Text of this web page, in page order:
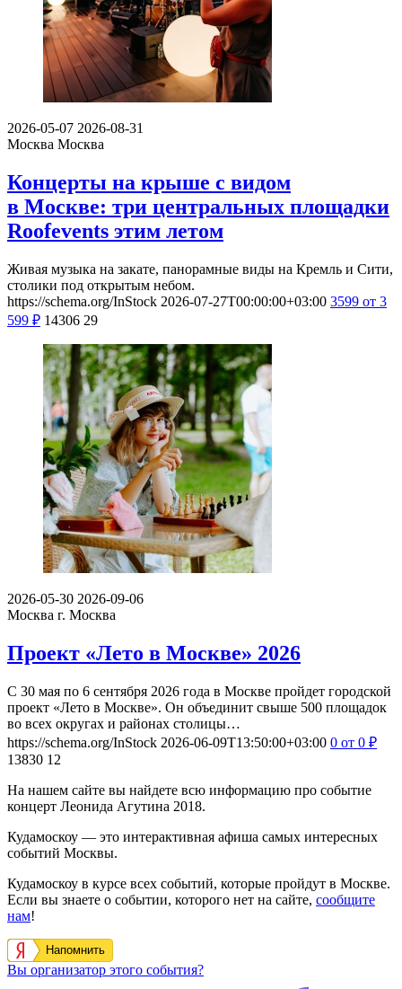
2026-05-07 2026-08-31
Москва Москва
Концерты на крыше с видом
в Москве: три центральных площадки
Roofevents этим летом
Живая музыка на закате, панорамные виды на Кремль и Сити,
столики под открытым небом.
https://schema.org/InStock 2026-07-27T00:00:00+03:00 3599 от 3
599 ₽ 14306 29
2026-05-30 2026-09-06
Москва г. Москва
Проект «Лето в Москве» 2026
С 30 мая по 6 сентября 2026 года в Москве пройдет городской
проект «Лето в Москве». Он объединит свыше 500 площадок
во всех округах и районах столицы…
https://schema.org/InStock 2026-06-09T13:50:00+03:00 0 от 0 ₽
13830 12
На нашем сайте вы найдете всю информацию про событие
концерт Леонида Агутина 2018.
Кудамоскоу — это интерактивная афиша самых интересных
событий Москвы.
Кудамоскоу в курсе всех событий, которые пройдут в Москве.
Если вы знаете о событии, которого нет на сайте, сообщите
нам!
Напомнить
Вы организатор этого события?